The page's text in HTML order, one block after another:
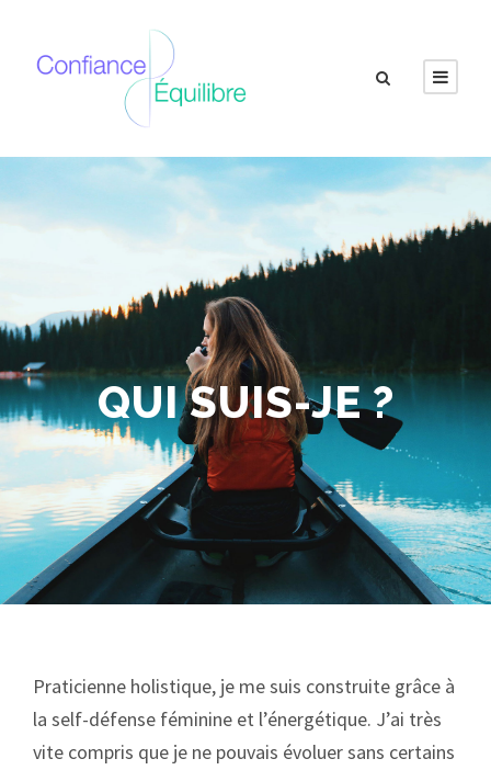
QUI SUIS-JE ?
Praticienne holistique, je me suis construite grâce à
la self-défense féminine et l’énergétique. J’ai très
vite compris que je ne pouvais évoluer sans certains